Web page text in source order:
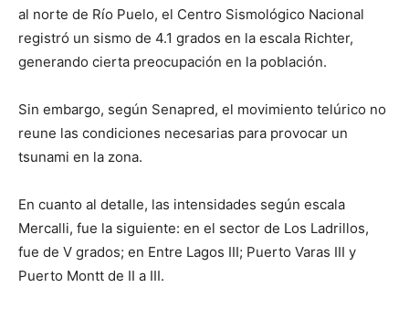
al norte de Río Puelo, el Centro Sismológico Nacional
registró un sismo de 4.1 grados en la escala Richter,
generando cierta preocupación en la población.
Sin embargo, según Senapred, el movimiento telúrico no
reune las condiciones necesarias para provocar un
tsunami en la zona.
En cuanto al detalle, las intensidades según escala
Mercalli, fue la siguiente: en el sector de Los Ladrillos,
fue de V grados; en Entre Lagos III; Puerto Varas III y
Puerto Montt de II a III.